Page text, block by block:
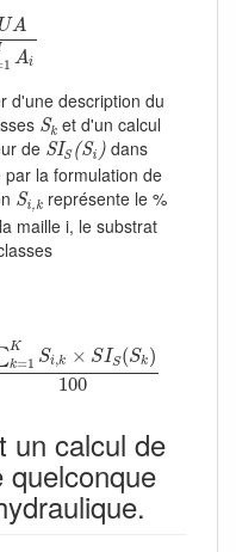
UA
1 Ai
i=1
d'une description du
Sk
S k
et d'un calcul
de SIS(Si )
SIS(Si)dans
la formulation de
Si,k
S ,kreprésente le %
maille i, le substrat
K
k=1 Si,k × SIS(Sk)
100
=1K Si IS( S k) 100
un calcul de
quelconque